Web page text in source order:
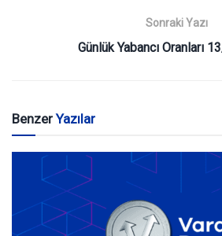
Sonraki Yazı
Günlük Yabancı Oranları
BenzerYazılar